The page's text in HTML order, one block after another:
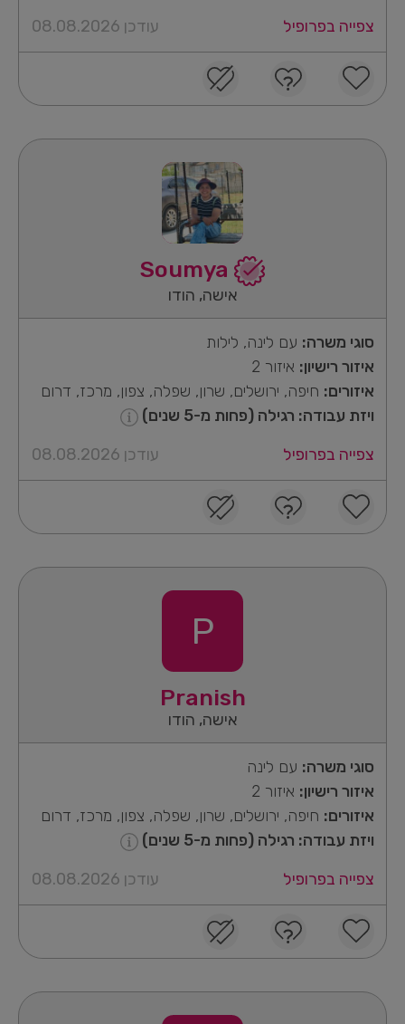
צפייה בפרופיל
עודכן 08.08.2026
אישה, הודו
סוגי משרה: עם לינה, לילות
איזור רישיון: איזור 2
איזורים: חיפה, ירושלים, שרון, שפלה, צפון, מרכז, דרום
ויזת עבודה: רגילה (פחות מ-5 שנים)
צפייה בפרופיל
עודכן 08.08.2026
P
Pranish
אישה, הודו
סוגי משרה: עם לינה
איזור רישיון: איזור 2
איזורים: חיפה, ירושלים, שרון, שפלה, צפון, מרכז, דרום
ויזת עבודה: רגילה (פחות מ-5 שנים)
צפייה בפרופיל
עודכן 08.08.2026